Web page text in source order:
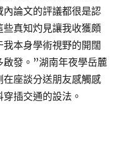
論文的評議都很是認
真知灼見讓我收獲頗
本身學術視野的開闊
發。”湖南年夜學岳麓
座談分送朋友感觸感
插交通的設法。